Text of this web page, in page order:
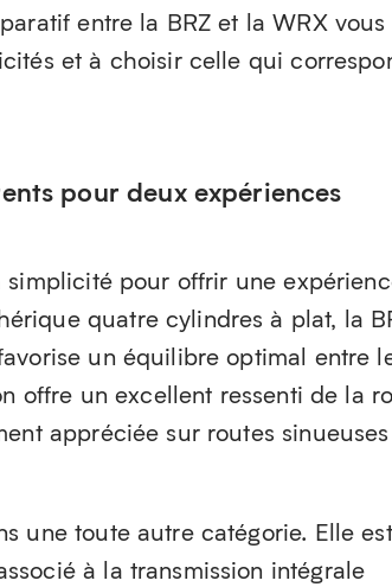
entre la BRZ et la WRX vous
et à choisir celle qui
pour deux expériences
simplicité pour offrir une
quatre cylindres à plat, la
un équilibre optimal entre
offre un excellent ressenti de la
appréciée sur routes
une toute autre catégorie. Elle est
à la transmission intégrale